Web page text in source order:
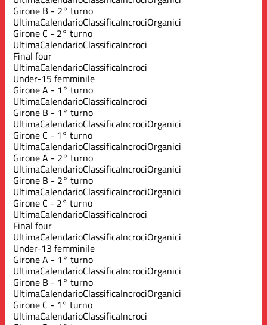
Girone B - 2° turno
UltimaCalendarioClassificaIncrociOrganici
Girone C - 2° turno
UltimaCalendarioClassificaIncroci
Final four
UltimaCalendarioClassificaIncroci
Under-15 femminile
Girone A - 1° turno
UltimaCalendarioClassificaIncroci
Girone B - 1° turno
UltimaCalendarioClassificaIncrociOrganici
Girone C - 1° turno
UltimaCalendarioClassificaIncrociOrganici
Girone A - 2° turno
UltimaCalendarioClassificaIncrociOrganici
Girone B - 2° turno
UltimaCalendarioClassificaIncrociOrganici
Girone C - 2° turno
UltimaCalendarioClassificaIncroci
Final four
UltimaCalendarioClassificaIncrociOrganici
Under-13 femminile
Girone A - 1° turno
UltimaCalendarioClassificaIncrociOrganici
Girone B - 1° turno
UltimaCalendarioClassificaIncrociOrganici
Girone C - 1° turno
UltimaCalendarioClassificaIncroci